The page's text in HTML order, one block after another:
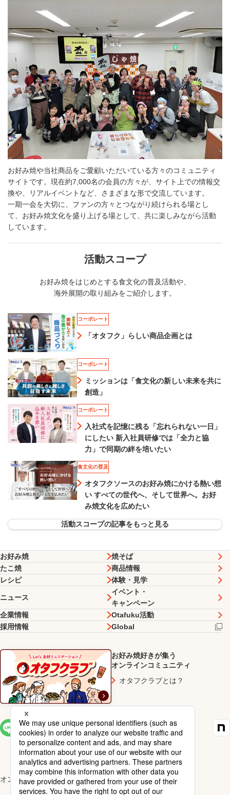
お好み焼や当社商品をご愛顧いただいている方々のコミュニティ
サイトです。現在約7,000名の会員の方々が、サイト上での情報交
換や、リアルイベントなど、さまざまな形で交流しています。
一期一会を大切に、ファンの方々とつながり続けられる場とし
て、お好み焼文化を盛り上げる場として、共に楽しみながら活動
しています。
活動スコープ
お好み焼をはじめとする食文化の普及活動や、
海外展開の取り組みをご紹介します。
コーポレート
「オタフク」らしい商品企画とは
コーポレート
ミッションは「食文化の新しい未来を共に
創造」
コーポレート
入社式を記憶に残る「忘れられない一日」
にしたい 新入社員研修では「全力と協
力」で同期の絆を培いたい
食文化の普及
オタフクソースのお好み焼にかける熱い想
い すべての世代へ、そして世界へ。お好
み焼文化を広めたい
活動スコープの記事をもっと見る
お好み焼
焼そば
たこ焼
商品情報
レシピ
体験・見学
ニュース
イベント・
キャンペーン
企業情報
Otafuku活動
採用情報
Global
お好み焼好きが集う
オンラインコミュニティ
オタフクラブとは？
SNS一覧
オンラインショップ楽天市場店